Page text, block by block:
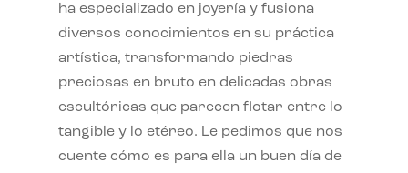
ha especializado en joyería y fusiona
diversos conocimientos en su práctica
artística, transformando piedras
preciosas en bruto en delicadas obras
escultóricas que parecen flotar entre lo
tangible y lo etéreo. Le pedimos que nos
cuente cómo es para ella un buen día de